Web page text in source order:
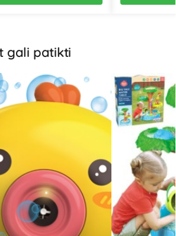
gali patikti